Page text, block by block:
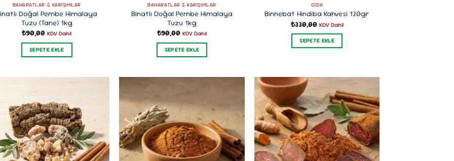
BAHARATLAR & KARIŞIMLAR
Doğal Pembe Himalaya
Tuzu (Tane) 1kg
₺90,00 KDV Dahil
SEPETE EKLE
BAHARATLAR & KARIŞIMLAR
Binatlı Doğal Pembe Himalaya
Tuzu 1kg
₺90,00 KDV Dahil
SEPETE EKLE
GIDA
Binnebat Hindiba Kahvesi 120gr
₺330,00 KDV Dahil
SEPETE EKLE